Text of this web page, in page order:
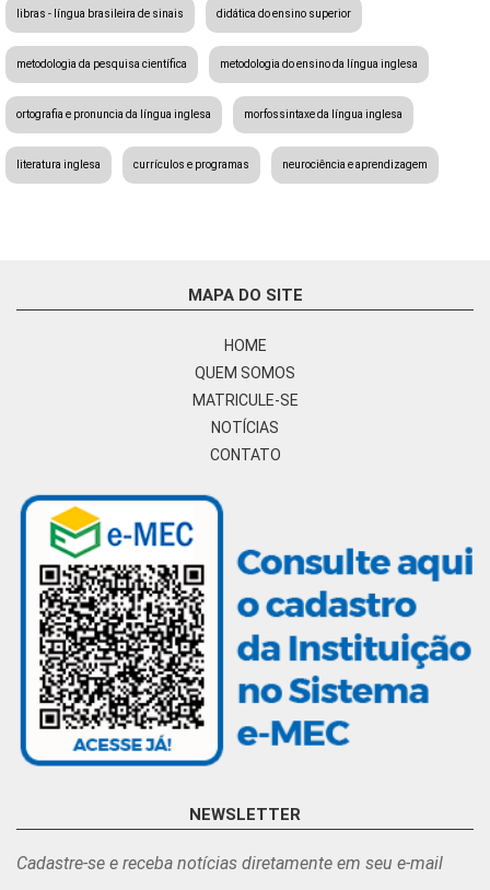
libras - língua brasileira de sinais didática do ensino superior
metodologia da pesquisa científica metodologia do ensino da língua inglesa
ortografia e pronuncia da língua inglesa morfossintaxe da língua inglesa
literatura inglesa currículos e programas neurociência e aprendizagem
MAPA DO SITE
HOME
QUEM SOMOS
MATRICULE-SE
NOTÍCIAS
CONTATO
NEWSLETTER
Cadastre-se e receba notícias diretamente em seu e-mail